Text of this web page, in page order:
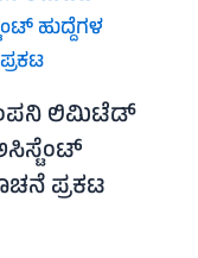
ಲಿಮಿಟೆಡ್
ಪ್ರಕಟ